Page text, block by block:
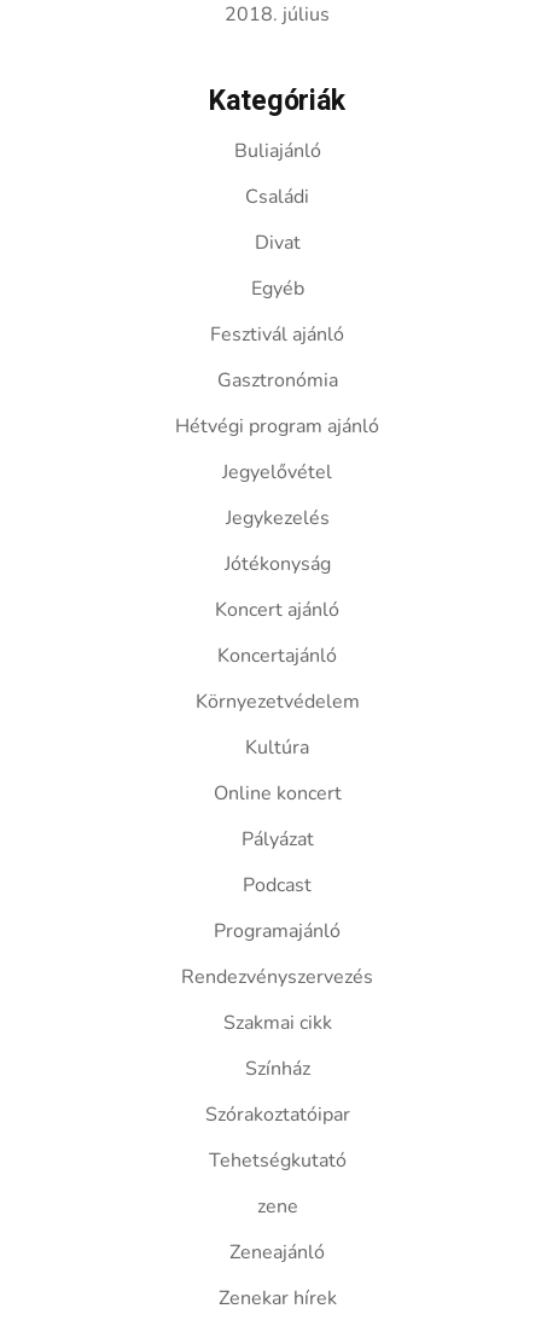
2018. július
Kategóriák
Buliajánló
Családi
Divat
Egyéb
Fesztivál ajánló
Gasztronómia
Hétvégi program ajánló
Jegyelővétel
Jegykezelés
Jótékonyság
Koncert ajánló
Koncertajánló
Környezetvédelem
Kultúra
Online koncert
Pályázat
Podcast
Programajánló
Rendezvényszervezés
Szakmai cikk
Színház
Szórakoztatóipar
Tehetségkutató
zene
Zeneajánló
Zenekar hírek